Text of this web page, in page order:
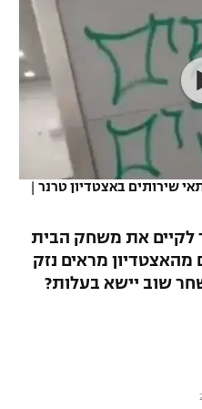
שירותים באצטדיון טרנר |
לקיים את משחק הבית
מראים נזק
שוב יישא בעלות?